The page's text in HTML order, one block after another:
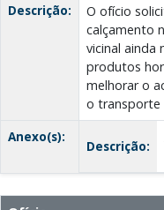
Descrição:
O ofício
calçamento
vicinal ainda
produtos
melhorar o
o transporte
Anexo(s):
Descrição: